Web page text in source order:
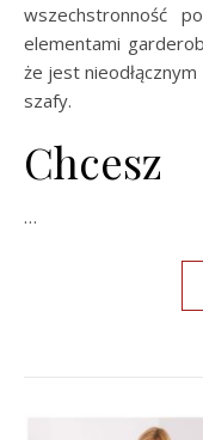
wszechstronność
elementami
że jest
szafy.
Chcesz
…